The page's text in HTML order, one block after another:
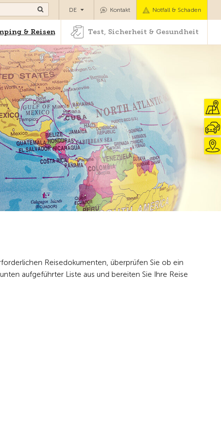
Camping & Reisen Test, Sicherheit & Gesundheit
Kontakt Notfall & Schaden
DE
& Reisen Test, Sicherheit & Gesundheit
Reisedokumenten, überprüfen Sie ob ein
aufgeführter Liste aus und bereiten Sie Ihre Reise